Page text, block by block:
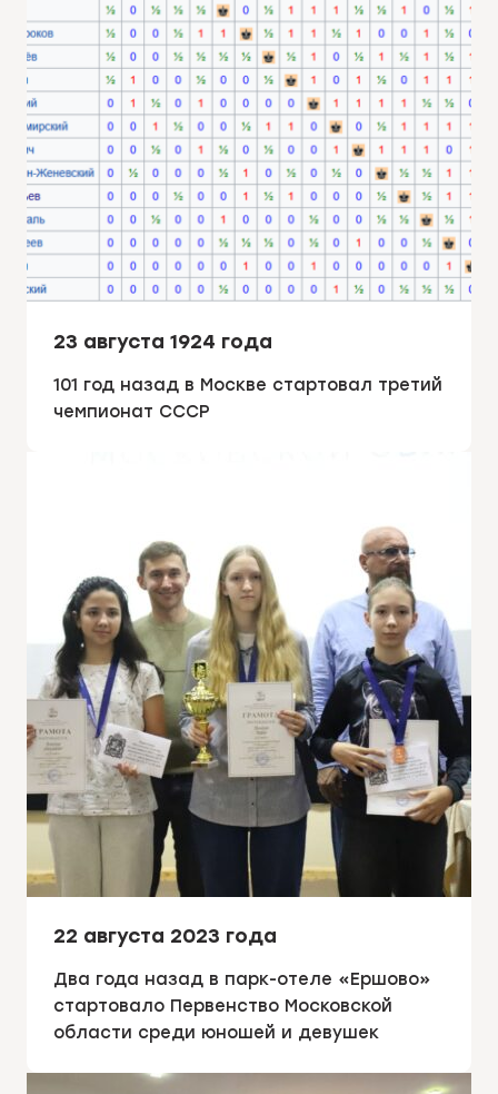
23 августа 1924 года
101 год назад в Москве стартовал третий
чемпионат СССР
22 августа 2023 года
Два года назад в парк-отеле «Ершово»
стартовало Первенство Московской
области среди юношей и девушек